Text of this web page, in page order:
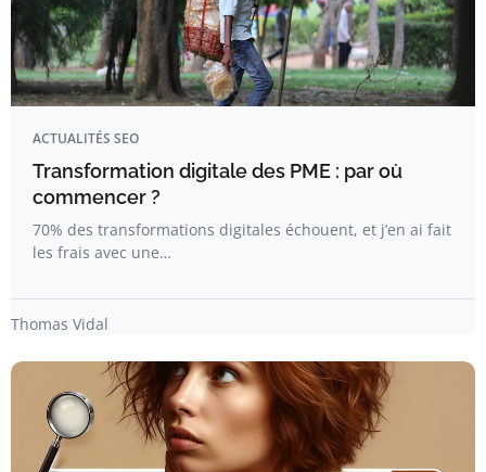
ACTUALITÉS SEO
Transformation digitale des PME : par où
commencer ?
70% des transformations digitales échouent, et j’en ai fait
les frais avec une…
Thomas Vidal